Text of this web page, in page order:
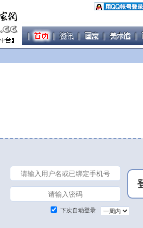
下次自动登录